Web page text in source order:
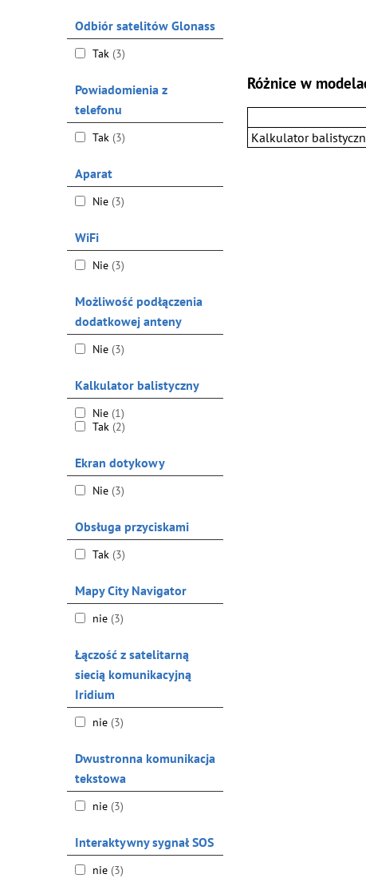
Odbiór satelitów Glonass
Tak (3)
Powiadomienia z
telefonu
Tak (3)
Aparat
Nie (3)
WiFi
Nie (3)
Możliwość podłączenia
dodatkowej anteny
Nie (3)
Kalkulator balistyczny
Nie (1)
Tak (2)
Ekran dotykowy
Nie (3)
Obsługa przyciskami
Tak (3)
Mapy City Navigator
nie (3)
Łączość z satelitarną
siecią komunikacyjną
Iridium
nie (3)
Dwustronna komunikacja
tekstowa
nie (3)
Interaktywny sygnał SOS
nie (3)
Różnice w
Kalkulator